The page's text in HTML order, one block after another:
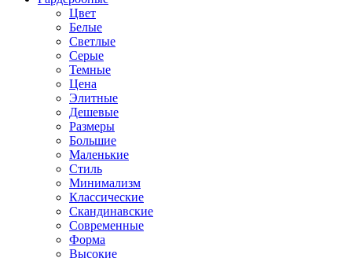
Цвет
Белые
Светлые
Серые
Темные
Цена
Элитные
Дешевые
Размеры
Большие
Маленькие
Стиль
Минимализм
Классические
Скандинавские
Современные
Форма
Высокие